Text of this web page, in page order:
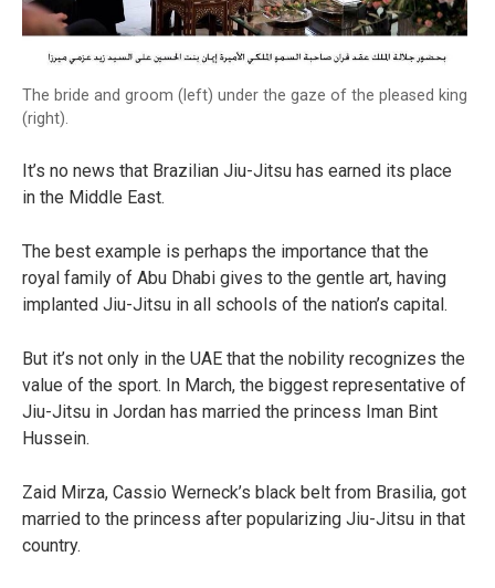
The bride and groom (left) under the gaze of the pleased king
(right).
It’s no news that Brazilian Jiu-Jitsu has earned its place
in the Middle East.
The best example is perhaps the importance that the
royal family of Abu Dhabi gives to the gentle art, having
implanted Jiu-Jitsu in all schools of the nation’s capital.
But it’s not only in the UAE that the nobility recognizes the
value of the sport. In March, the biggest representative of
Jiu-Jitsu in Jordan has married the princess Iman Bint
Hussein.
Zaid Mirza, Cassio Werneck’s black belt from Brasilia, got
married to the princess after popularizing Jiu-Jitsu in that
country.